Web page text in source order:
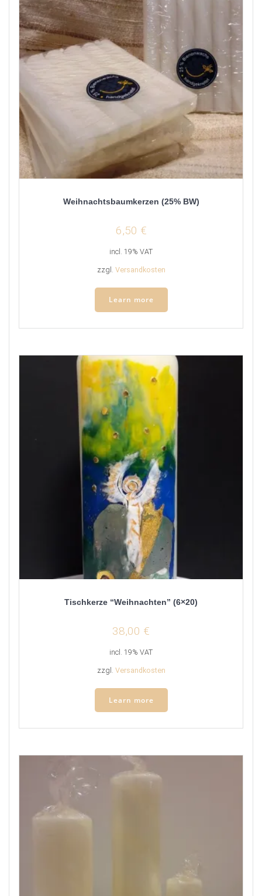
Weihnachtsbaumkerzen (25% BW)
6,50 €
incl. 19% VAT
zzgl. Versandkosten
Learn more
Tischkerze “Weihnachten” (6×20)
38,00 €
incl. 19% VAT
zzgl. Versandkosten
Learn more